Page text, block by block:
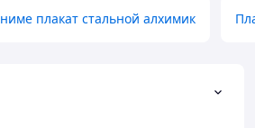
плакат стальной алхимик